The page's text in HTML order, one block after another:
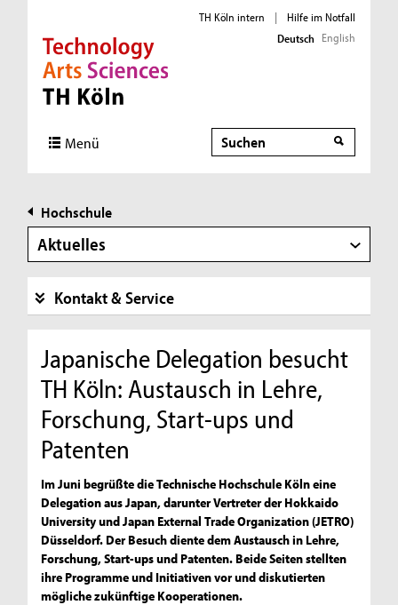
Direkt zur Hauptnavigation
Direkt zur Subnavigation
Direkt zum Inhalt
Direkt zum Fußbereich
TH Köln intern |
Hilfe im Notfall
Deutsch English
Menü Suche
Hochschule
Aktuelles
Kontakt & Service
Japanische Delegation besucht
TH Köln: Austausch in Lehre,
Forschung, Start-ups und
Patenten
Im Juni begrüßte die Technische Hochschule Köln eine
Delegation aus Japan, darunter Vertreter der Hokkaido
University und Japan External Trade Organization (JETRO)
Düsseldorf. Der Besuch diente dem Austausch in Lehre,
Forschung, Start-ups und Patenten. Beide Seiten stellten
ihre Programme und Initiativen vor und diskutierten
mögliche zukünftige Kooperationen.